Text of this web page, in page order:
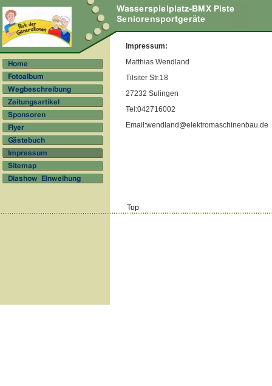
Impressum:
Matthias Wendland
Tilsiter Str.18
27232 Sulingen
Tel:042716002
Email:wendland@elektromaschinenbau.de
Top